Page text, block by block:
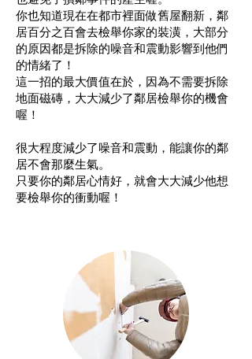
你也知道現在在都市裡面做舊屋翻新，鄰
居百分之百會去檢舉你家的裝潢，大部分
的原因都是拆除的噪音和震動影響到他們
的情緒了！
這一招的最大價值在於，因為不需要拆除
地面磁磚，大大減少了鄰居檢舉你的機會
喔！
很大程度減少了噪音和震動，能讓你的鄰
居不會那麼生氣。
只要你的鄰居心情好，就會大大減少他想
要檢舉你的衝動喔！